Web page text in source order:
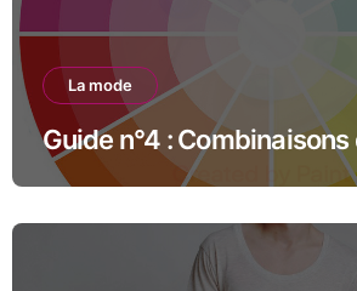
La mode
Guide n°4 :